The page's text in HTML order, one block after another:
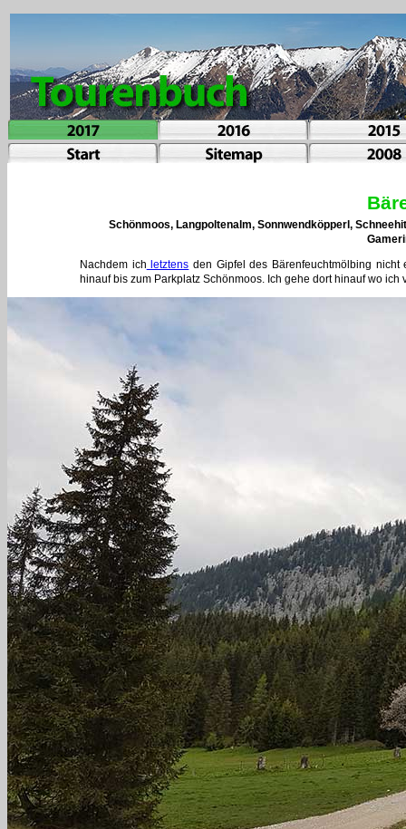
Schönmoos, Langpoltenalm, Sonnwendköpperl,
Nachdem ich letztens den Gipfel des Bärenfeuchtmölbing
hinauf bis zum Parkplatz Schönmoos. Ich gehe dort hinauf wo